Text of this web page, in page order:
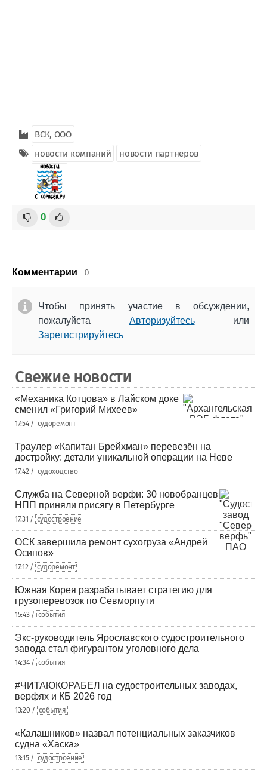
ВСК, ООО
новости компаний
новости партнеров
0
Комментарии 0.
Чтобы принять участие в обсуждении,
пожалуйста Авторизуйтесьили
Зарегистрируйтесь
Свежие новости
«Механика Котцова» в Лайском доке
сменил «Григорий Михеев»
17:54 / судоремонт
Траулер «Капитан Брейхман» перевезён на
достройку: детали уникальной операции на Неве
17:42 / судоходство
Служба на Северной верфи: 30 новобранцев
НПП приняли присягу в Петербурге
17:31 / судостроение
ОСК завершила ремонт сухогруза «Андрей
Осипов»
17:12 / судоремонт
Южная Корея разрабатывает стратегию для
грузоперевозок по Севморпути
15:43 / события
Экс-руководитель Ярославского судостроительного
завода стал фигурантом уголовного дела
14:34 / события
#ЧИТАЮКОРАБЕЛ на судостроительных заводах,
верфях и КБ 2026 год
13:20 / события
«Калашников» назвал потенциальных заказчиков
судна «Хаска»
13:15 / судостроение